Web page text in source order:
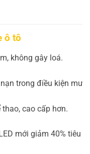
ô tô
không gây loá.
trong điều kiện mưa
thao, cao cấp hơn.
mới giảm 40% tiêu